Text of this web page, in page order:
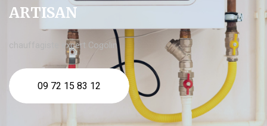
ARTISAN
chauffagiste expert Cogolin
09 72 15 83 12